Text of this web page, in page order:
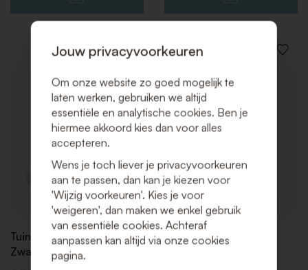
VOEG
AAN
VERLANGLIJST
Tuinhaard 62x61x139
Zwart
VOEG
Gasfles (propaan)
Jouw privacyvoorkeuren
Om onze website zo goed mogelijk te
laten werken, gebruiken we altijd
essentiële en analytische cookies. Ben je
hiermee akkoord kies dan voor alles
accepteren.
Wens je toch liever je privacyvoorkeuren
aan te passen, dan kan je kiezen voor
'Wijzig voorkeuren'. Kies je voor
'weigeren', dan maken we enkel gebruik
van essentiële cookies. Achteraf
aanpassen kan altijd via onze cookies
pagina.